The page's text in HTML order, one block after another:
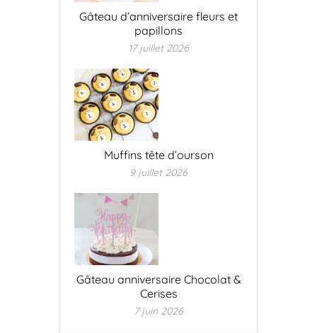
Gâteau d’anniversaire fleurs et
papillons
17 juillet 2026
Muffins tête d’ourson
9 juillet 2026
Gâteau anniversaire Chocolat &
Cerises
7 juin 2026